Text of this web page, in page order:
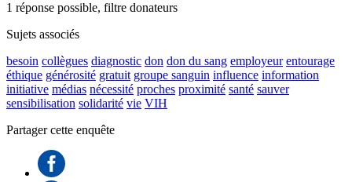
1 réponse possible, filtre donateurs
Sujets associés
besoin collègues diagnostic don don du sang employeur entourage
éthique générosité gratuit groupe sanguin influence information
initiative médias nécessité proches proximité santé sauver
sensibilisation solidarité vie VIH
Partager cette enquête